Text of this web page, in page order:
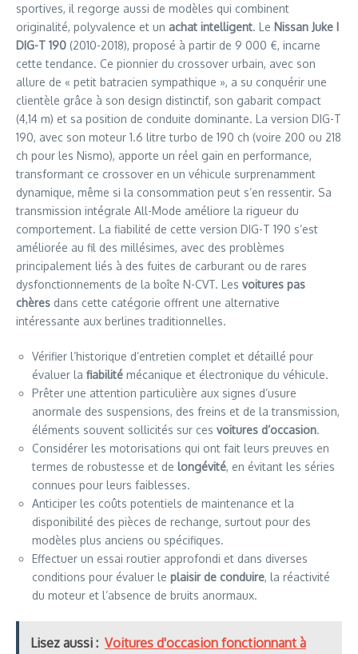
sportives, il regorge aussi de modèles qui combinent
originalité, polyvalence et un achat intelligent. Le Nissan Juke I
DIG-T 190 (2010-2018), proposé à partir de 9 000 €, incarne
cette tendance. Ce pionnier du crossover urbain, avec son
allure de « petit batracien sympathique », a su conquérir une
clientèle grâce à son design distinctif, son gabarit compact
(4,14 m) et sa position de conduite dominante. La version DIG-T
190, avec son moteur 1.6 litre turbo de 190 ch (voire 200 ou 218
ch pour les Nismo), apporte un réel gain en performance,
transformant ce crossover en un véhicule surprenamment
dynamique, même si la consommation peut s’en ressentir. Sa
transmission intégrale All-Mode améliore la rigueur du
comportement. La fiabilité de cette version DIG-T 190 s’est
améliorée au fil des millésimes, avec des problèmes
principalement liés à des fuites de carburant ou de rares
dysfonctionnements de la boîte N-CVT. Les voitures pas
chères dans cette catégorie offrent une alternative
intéressante aux berlines traditionnelles.
Vérifier l’historique d’entretien complet et détaillé pour
évaluer la fiabilité mécanique et électronique du véhicule.
Prêter une attention particulière aux signes d’usure
anormale des suspensions, des freins et de la transmission,
éléments souvent sollicités sur ces voitures d’occasion.
Considérer les motorisations qui ont fait leurs preuves en
termes de robustesse et de longévité, en évitant les séries
connues pour leurs faiblesses.
Anticiper les coûts potentiels de maintenance et la
disponibilité des pièces de rechange, surtout pour des
modèles plus anciens ou spécifiques.
Effectuer un essai routier approfondi et dans diverses
conditions pour évaluer le plaisir de conduire, la réactivité
du moteur et l’absence de bruits anormaux.
Lisez aussi : Voitures d'occasion fonctionnant à